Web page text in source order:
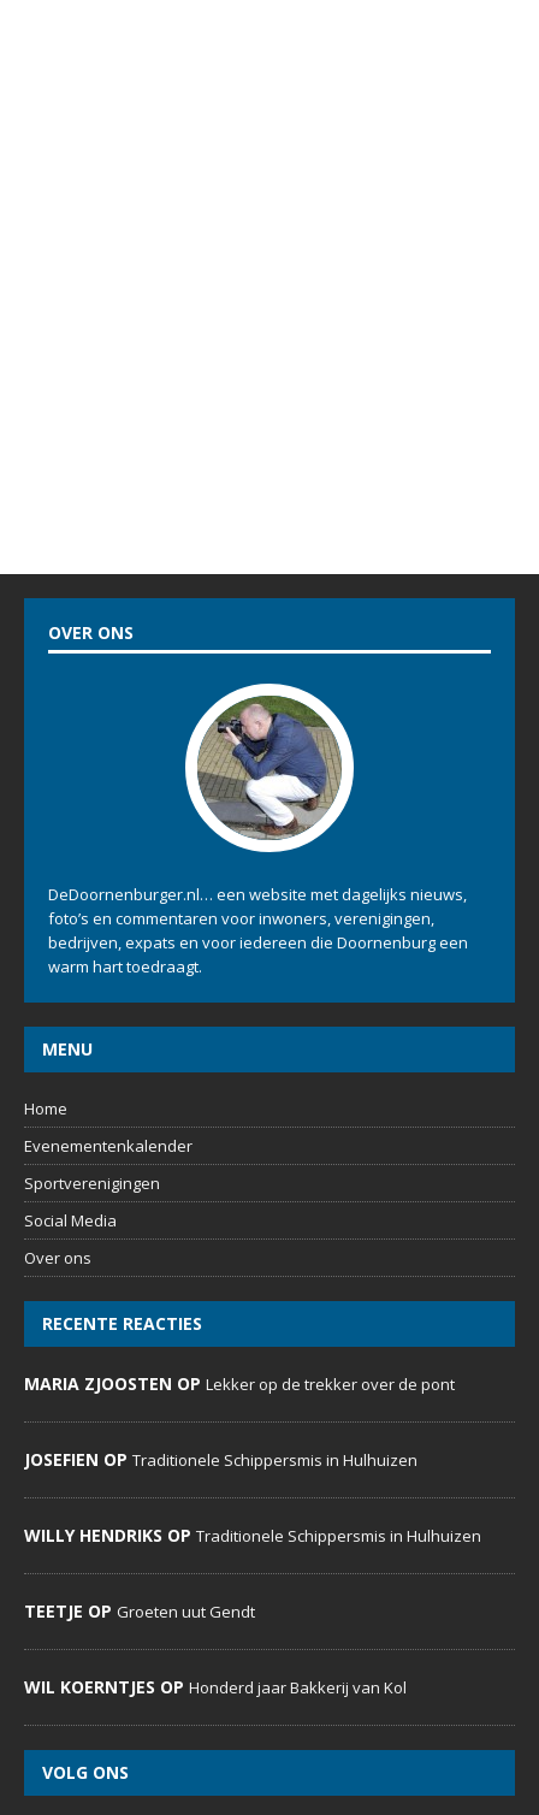
OVER ONS
DeDoornenburger.nl… een website met dagelijks nieuws,
foto’s en commentaren voor inwoners, verenigingen,
bedrijven, expats en voor iedereen die Doornenburg een
warm hart toedraagt.
MENU
Home
Evenementenkalender
Sportverenigingen
Social Media
Over ons
RECENTE REACTIES
MARIA ZJOOSTEN OP Lekker op de trekker over de pont
JOSEFIEN OP Traditionele Schippersmis in Hulhuizen
WILLY HENDRIKS OP Traditionele Schippersmis in Hulhuizen
TEETJE OP Groeten uut Gendt
WIL KOERNTJES OP Honderd jaar Bakkerij van Kol
VOLG ONS